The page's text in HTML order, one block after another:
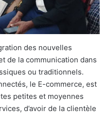
des nouvelles
de la communication dans
ou traditionnels.
le E-commerce, est
petites et moyennes
d’avoir de la clientèle